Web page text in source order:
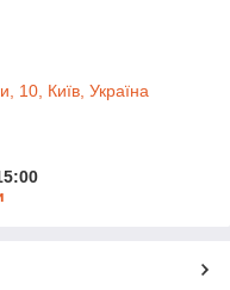
10, Київ, Україна